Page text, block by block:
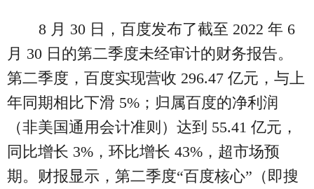
8 月 30 日，百度发布了截至 2022 年 6
月 30 日的第二季度未经审计的财务报告。
第二季度，百度实现营收 296.47 亿元，与上
年同期相比下滑 5%；归属百度的净利润
（非美国通用会计准则）达到 55.41 亿元，
同比增长 3%，环比增长 43%，超市场预
期。财报显示，第二季度“百度核心”（即搜